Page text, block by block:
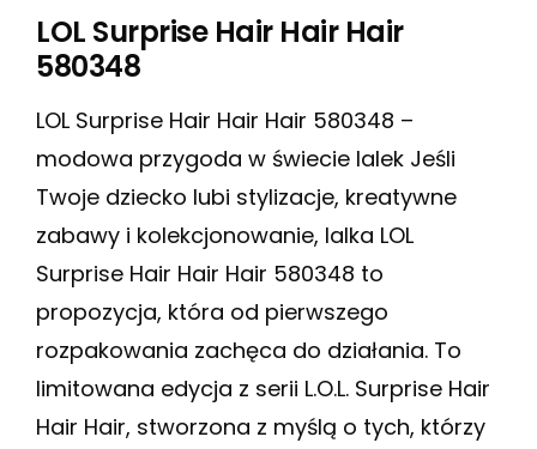
LOL Surprise Hair Hair Hair
580348
LOL Surprise Hair Hair Hair 580348 –
modowa przygoda w świecie lalek Jeśli
Twoje dziecko lubi stylizacje, kreatywne
zabawy i kolekcjonowanie, lalka LOL
Surprise Hair Hair Hair 580348 to
propozycja, która od pierwszego
rozpakowania zachęca do działania. To
limitowana edycja z serii L.O.L. Surprise Hair
Hair Hair, stworzona z myślą o tych, którzy